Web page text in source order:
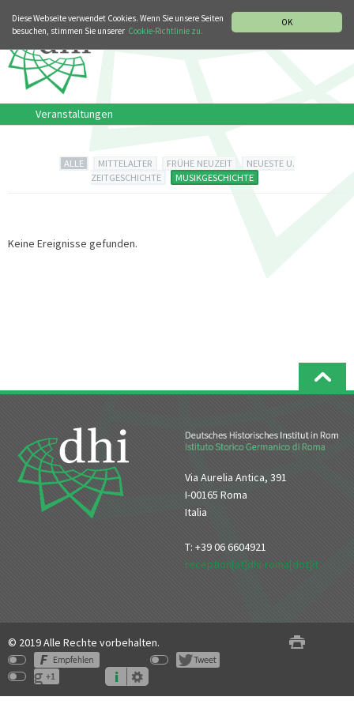
OK
Diese Webseite verwendet Cookies. Wenn Sie unsere Seiten
besuchen, stimmen Sie unserer Cookie-Richtlinie zu.
Veranstaltungen
ALLE MITTELALTER FRÜHE NEUZEIT
NEUESTE U.
ZEITGESCHICHTE
MUSIKGESCHICHTE
Keine Ereignisse gefunden.
Via Aurelia Antica, 391
I-00165 Roma
Italia
T: +39 06 6604921
reception[at]dhi-roma[dot]it
© 2019 Alle Rechte vorbehalten.